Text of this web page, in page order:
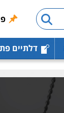
דלתיים